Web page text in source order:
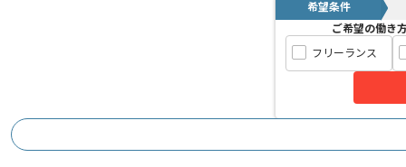
希望条件
ご希望の働き
フリーランス